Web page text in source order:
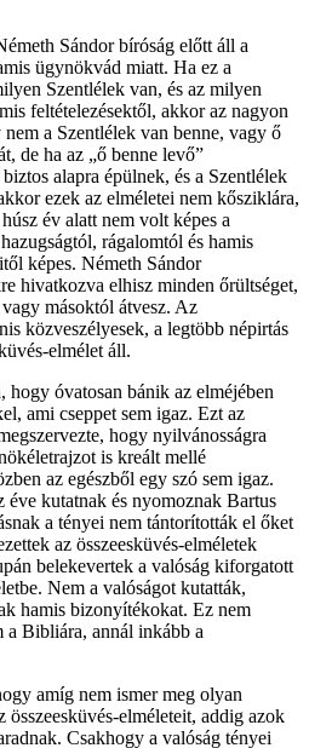
Sándor bíróság előtt áll a
ügynökvád miatt. Ha ez a
Szentlélek van, és az milyen
feltételezésektől, akkor az nagyon
a Szentlélek van benne, vagy ő
de ha az „ő benne levő”
alapra épülnek, és a Szentlélek
ezek az elméletei nem kősziklára,
év alatt nem volt képes a
rágalomtól és hamis
képes. Németh Sándor
hivatkozva elhisz minden őrültséget,
másoktól átvesz. Az
közveszélyesek, a legtöbb népirtás
elmélet áll.
hogy óvatosan bánik az elméjében
ami cseppet sem igaz. Ezt az
hogy nyilvánosságra
is kreált mellé
az egészből egy szó sem igaz.
éve kutatnak és nyomoznak Bartus
a tényei nem tántorították el őket
az összeesküvés-elméletek
belekevertek a valóság kiforgatott
Nem a valóságot kutatták,
hamis bizonyítékokat. Ez nem
a Bibliára, annál inkább a
amíg nem ismer meg olyan
elméleteit, addig azok
Csakhogy a valóság tényei